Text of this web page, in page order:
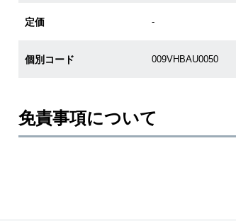
定価 -
個別コード 009VHBAU0050
免責事項について